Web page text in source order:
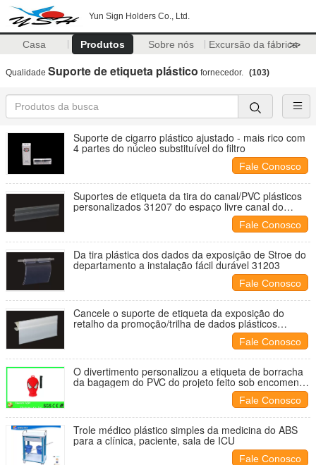
Yun Sign Holders Co., Ltd.
Casa Produtos Sobre nós Excursão da fábrica
>>
Qualidade Suporte de etiqueta plástico fornecedor. (103)
Suporte de cigarro plástico ajustado - mais rico com
4 partes do núcleo substituível do filtro
Fale Conosco
Suportes de etiqueta da tira do canal/PVC plásticos
personalizados 31207 do espaço livre canal do
Fale Conosco
Da tira plástica dos dados da exposição de Stroe do
departamento a instalação fácil durável 31203
Fale Conosco
Cancele o suporte de etiqueta da exposição do
retalho da promoção/trilha de dados plásticos
Fale Conosco
O divertimento personalizou a etiqueta de borracha
da bagagem do PVC do projeto feito sob encomenda
do superman da novidade da etiqueta da bagagem
Fale Conosco
Trole médico plástico simples da medicina do ABS
para a clínica, paciente, sala de ICU
Fale Conosco